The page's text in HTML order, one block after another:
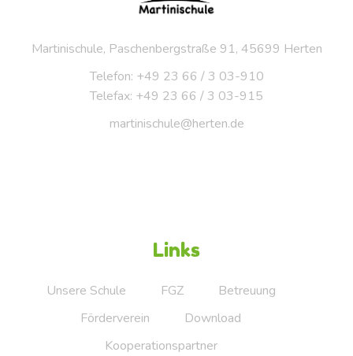
Martinischule, Paschenbergstraße 91, 45699 Herten
Telefon: +49 23 66 / 3 03-910
Telefax: +49 23 66 / 3 03-915
martinischule@herten.de
Links
Unsere Schule FGZ
Betreuung
Förderverein
Download
Kooperationspartner